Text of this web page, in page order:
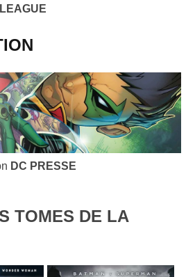
DC PRESSE
TOMES DE LA